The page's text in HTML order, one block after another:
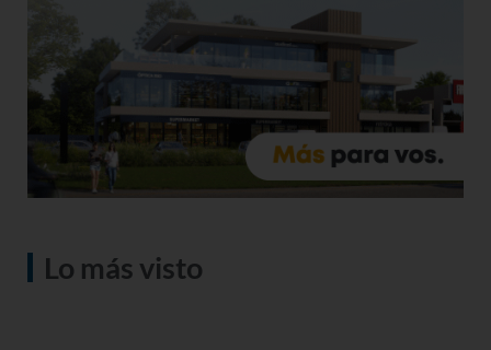
Lo más visto